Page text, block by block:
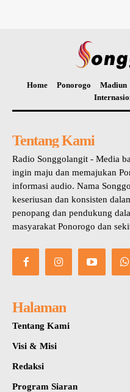
Home Ponorogo Madiun
Tentang Kami
Radio Songgolangit - Media
ingin maju dan memajukan
informasi audio. Nama
keseriusan dan konsisten
penopang dan pendukung
masyarakat Ponorogo dan
Halaman
Tentang Kami
Visi & Misi
Redaksi
Program Siaran